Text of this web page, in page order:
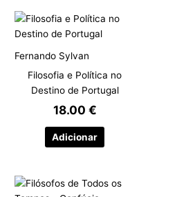
Fernando Sylvan
Filosofia e Política no
Destino de Portugal
18.00 €
Adicionar